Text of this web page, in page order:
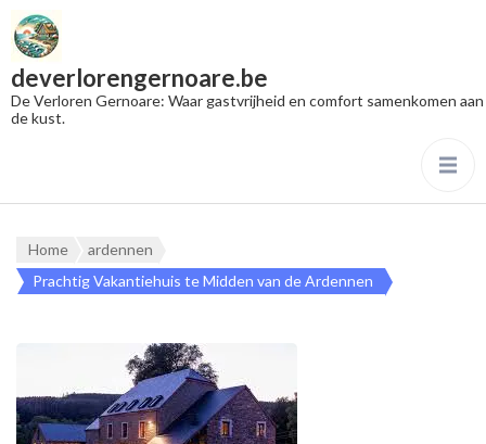
deverlorengernoare.be
De Verloren Gernoare: Waar gastvrijheid en comfort samenkomen aan
de kust.
Home
ardennen
Prachtig Vakantiehuis te Midden van de Ardennen